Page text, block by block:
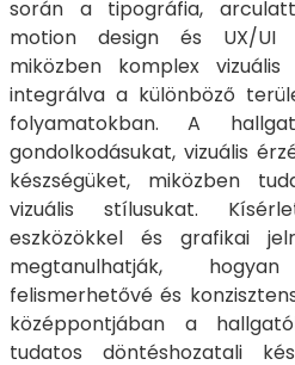
során a tipográfia,
motion design és UX/UI
miközben komplex
integrálva a különböző
folyamatokban. A
gondolkodásukat, vizuális
készségüket, miközben
vizuális stílusukat.
eszközökkel és grafikai
megtanulhatják,
felismerhetővé és
középpontjában a
tudatos döntéshozatali